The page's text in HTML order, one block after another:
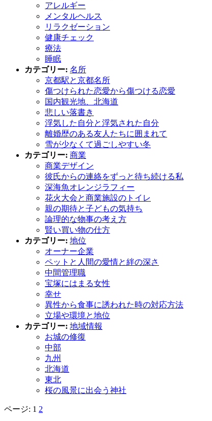
アレルギー
メンタルヘルス
リラクゼーション
健康チェック
療法
睡眠
カテゴリー: 名所
京都駅と京都名所
傷つけられた恋愛から傷つける恋愛
国内観光地、北海道
悲しい落書き
浮気した自分と浮気された自分
離婚歴のある友人たちに囲まれて
雪が少なくて過ごしやすい冬
カテゴリー: 商業
商業デザイン
彼氏からの連絡をずっと待ち続ける私
深海魚オレンジラフィー
花火大会と商業施設のトイレ
親の期待と子どもの気持ち
論理的な物事の考え方
賢い買い物の仕方
カテゴリー: 地位
オーナー企業
ペットと人間の愛情と絆の深さ
中間管理職
宝塚にはまる女性
幸せ
異性から食事に誘われた時の対応方法
立場や環境と地位
カテゴリー: 地域情報
お城の修復
中部
九州
北海道
東北
桜の風景に出会う神社
ページ: 1 2